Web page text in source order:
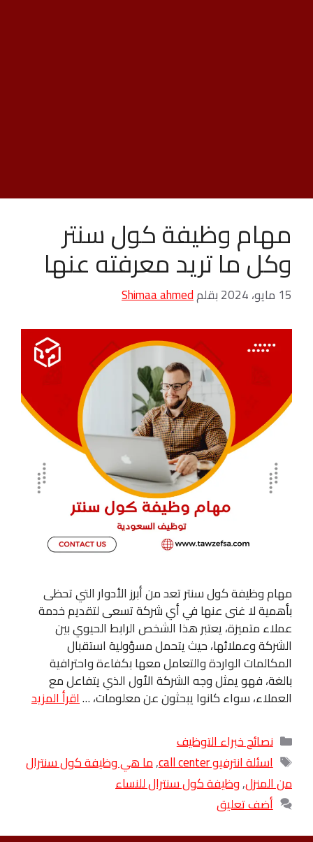
مهام وظيفة كول سنتر
وكل ما تريد معرفته عنها
15 مايو، 2024 بقلمShimaa ahmed
مهام وظيفة كول سنتر تعد من أبرز الأدوار التي تحظى
بأهمية لا غنى عنها في أي شركة تسعى لتقديم خدمة
عملاء متميزة، يعتبر هذا الشخص الرابط الحيوي بين
الشركة وعملائها، حيث يتحمل مسؤولية استقبال
المكالمات الواردة والتعامل معها بكفاءة واحترافية
بالغة، فهو يمثل وجه الشركة الأول الذي يتفاعل مع
العملاء، سواء كانوا يبحثون عن معلومات، …اقرأ المزيد
التصنيفات
نصائح خبراء التوظيف
الوسوم
اسئلة انترفيو call center ,ما هي وظيفة كول سنترال
من المنزل,وظيفة كول سنترال للنساء
أضف تعليق